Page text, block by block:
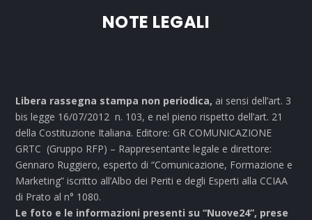
NOTE LEGALI
Libera rassegna stampa non periodica, ai sensi dell’art. 3
bis legge 16/07/2012 n. 103, e nel pieno rispetto dell’art. 21
della Costituzione Italiana. Editore: GR COMUNICAZIONE
GRTC (Gruppo RFP) – Rappresentante legale e direttore:
Gennaro Ruggiero, esperto di “Comunicazione, Formazione e
Marketing” iscritto all’Albo dei Periti e degli Esperti alla CCIAA
di Prato al n° 1080.
Le foto e le informazioni presenti su “Nuove24”, prese